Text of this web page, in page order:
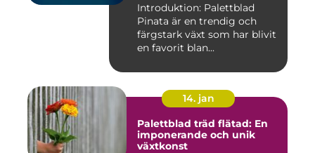
Introduktion: Palettblad
Pinata är en trendig och
färgstark växt som har blivit
en favorit blan...
14. jan
Palettblad träd flätad: En
imponerande och unik
växtkonst